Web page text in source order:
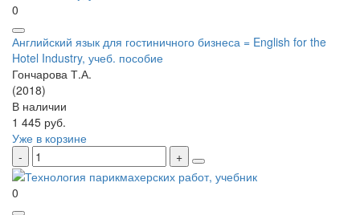
0
Английский язык для гостиничного бизнеса = English for the
Hotel Industry, учеб. пособие
Гончарова Т.А.
(2018)
В наличии
1 445 руб.
Уже в корзине
0